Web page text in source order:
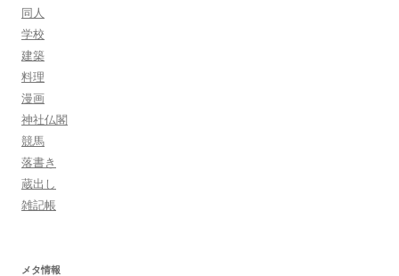
同人
学校
建築
料理
漫画
神社仏閣
競馬
落書き
蔵出し
雑記帳
メタ情報